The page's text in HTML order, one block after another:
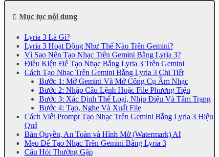
Mục lục nội dung
Lyria 3 Là Gì?
Lyria 3 Hoạt Động Như Thế Nào Trên Gemini?
Vì Sao Nên Tạo Nhạc Trên Gemini Bằng Lyria 3?
Điều Kiện Để Tạo Nhạc Bằng Lyria 3 Trên Gemini
Cách Tạo Nhạc Trên Gemini Bằng Lyria 3 Chi Tiết
Bước 1: Mở Gemini Và Mở Công Cụ Âm Nhạc
Bước 2: Nhập Câu Lệnh Hoặc File Phương Tiện
Bước 3: Xác Định Thể Loại, Nhịp Điệu Và Tâm Trạng
Bước 4: Tạo, Nghe Và Xuất File
Cách Viết Prompt Tạo Nhạc Trên Gemini Bằng Lyria 3 Hiệu
Quả
Bản Quyền, An Toàn và Hình Mờ (Watermark) AI
Mẹo Để Tạo Nhạc Trên Gemini Bằng Lyria 3
Câu Hỏi Thường Gặp